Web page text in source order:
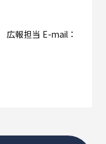
報担当 E-mail：